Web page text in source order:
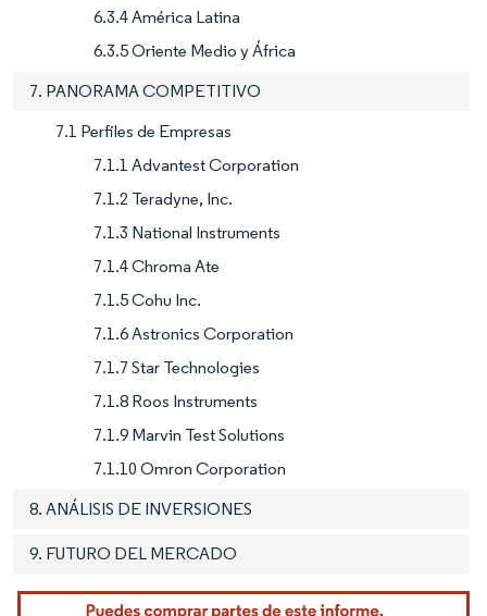
6.3.4 América Latina
6.3.5 Oriente Medio y África
7. PANORAMA COMPETITIVO
7.1 Perfiles de Empresas
7.1.1 Advantest Corporation
7.1.2 Teradyne, Inc.
7.1.3 National Instruments
7.1.4 Chroma Ate
7.1.5 Cohu Inc.
7.1.6 Astronics Corporation
7.1.7 Star Technologies
7.1.8 Roos Instruments
7.1.9 Marvin Test Solutions
7.1.10 Omron Corporation
8. ANÁLISIS DE INVERSIONES
9. FUTURO DEL MERCADO